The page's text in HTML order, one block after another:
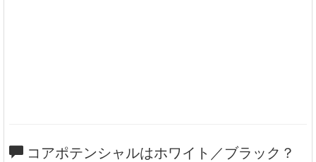
コアポテンシャルはホワイト／ブラック？